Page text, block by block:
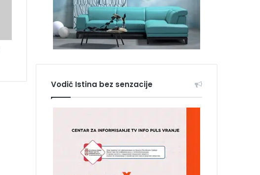
Vodič Istina bez senzacije